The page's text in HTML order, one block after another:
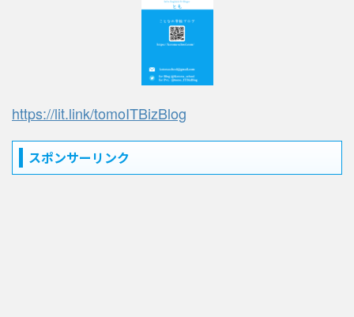
https://lit.link/tomoITBizBlog
スポンサーリンク